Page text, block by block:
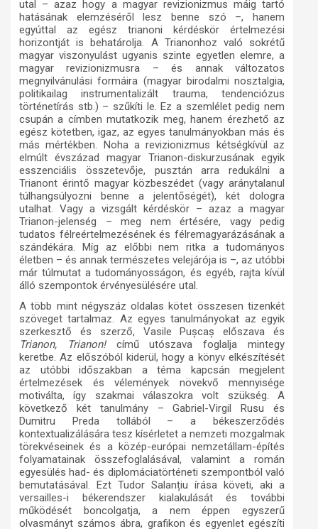
utal – azaz hogy a magyar revizionizmus máig tartó
hatásának elemzéséről lesz benne szó –, hanem
egyúttal az egész trianoni kérdéskör értelmezési
horizontját is behatárolja. A Trianonhoz való sokrétű
magyar viszonyulást ugyanis szinte egyetlen elemre, a
magyar revizionizmusra – és annak változatos
megnyilvánulási formáira (magyar birodalmi nosztalgia,
politikailag instrumentalizált trauma, tendenciózus
történetírás stb.) – szűkíti le. Ez a szemlélet pedig nem
csupán a címben mutatkozik meg, hanem érezhető az
egész kötetben, igaz, az egyes tanulmányokban más és
más mértékben. Noha a revizionizmus kétségkívül az
elmúlt évszázad magyar Trianon-diskurzusának egyik
esszenciális összetevője, pusztán arra redukálni a
Trianont érintő magyar közbeszédet (vagy aránytalanul
túlhangsúlyozni benne a jelentőségét), két dologra
utalhat. Vagy a vizsgált kérdéskör – azaz a magyar
Trianon-jelenség – meg nem értésére, vagy pedig
tudatos félreértelmezésének és félremagyarázásának a
szándékára. Míg az előbbi nem ritka a tudományos
életben – és annak természetes velejárója is –, az utóbbi
már túlmutat a tudományosságon, és egyéb, rajta kívül
álló szempontok érvényesülésére utal.
A több mint négyszáz oldalas kötet összesen tizenkét
szöveget tartalmaz. Az egyes tanulmányokat az egyik
szerkesztő és szerző, Vasile Pușcaș előszava és
Trianon, Trianon!című utószava foglalja mintegy
keretbe. Az előszóból kiderül, hogy a könyv elkészítését
az utóbbi időszakban a téma kapcsán megjelent
értelmezések és vélemények növekvő mennyisége
motiválta, így szakmai válaszokra volt szükség. A
következő két tanulmány – Gabriel-Virgil Rusu és
Dumitru Preda tollából – a békeszerződés
kontextualizálására tesz kísérletet a nemzeti mozgalmak
törekvéseinek és a közép-európai nemzetállam-építés
folyamatainak összefoglalásával, valamint a román
egyesülés had- és diplomáciatörténeti szempontból való
bemutatásával. Ezt Tudor Salanțiu írása követi, aki a
versailles-i békerendszer kialakulását és további
működését boncolgatja, a nem éppen egyszerű
olvasmányt számos ábra, grafikon és egyenlet egészíti